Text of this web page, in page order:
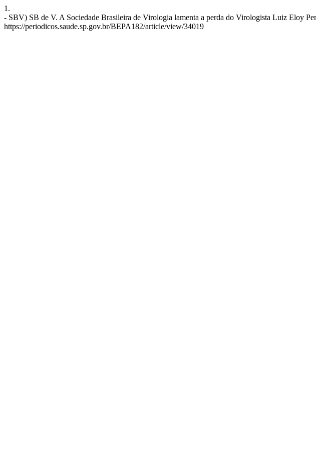
1.
- SBV) SB de V. A Sociedade Brasileira de Virologia lamenta a perda do Virologista Luiz Eloy
https://periodicos.saude.sp.gov.br/BEPA182/article/view/34019